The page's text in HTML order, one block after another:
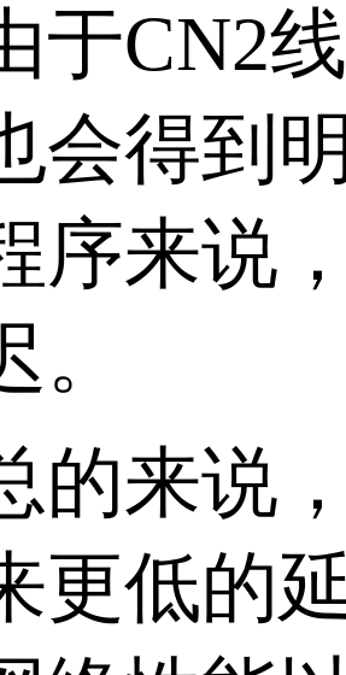
CN2线
会得到
序来说
来说，
更低的